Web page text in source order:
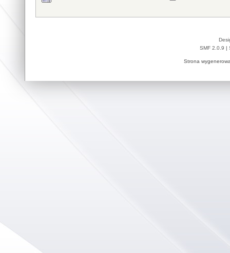
SMF 2.0.9 |
Strona